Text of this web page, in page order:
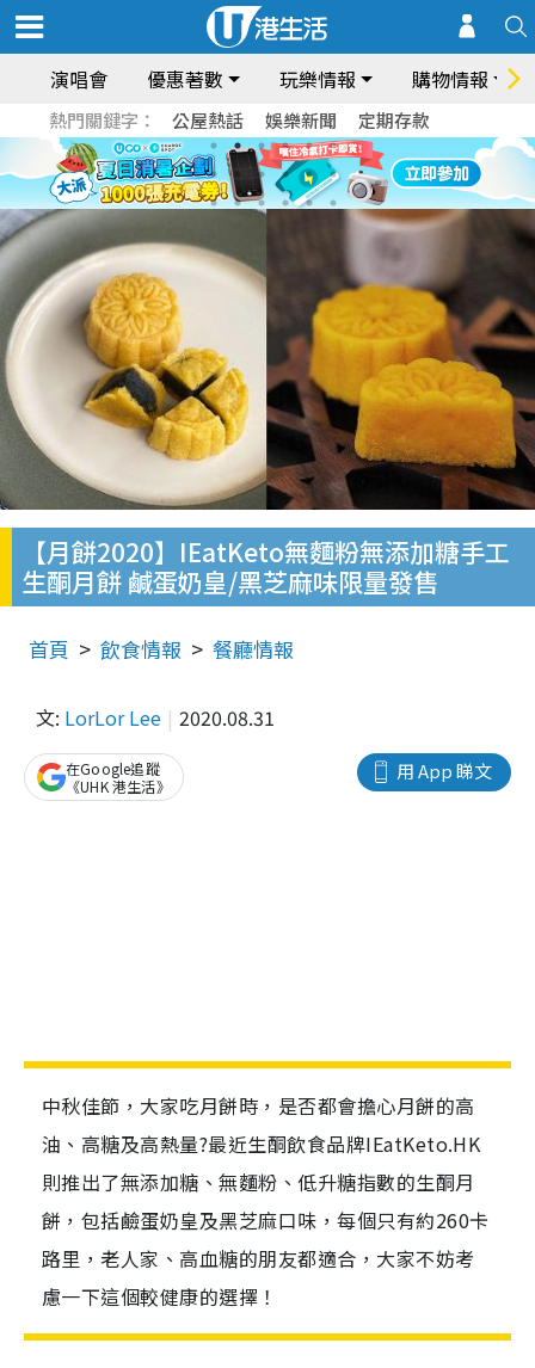
演唱會 優惠著數 玩樂情報 購物情報
熱門關鍵字： 公屋熱話 娛樂新聞 定期存款
【月餅2020】IEatKeto無麵粉無添加糖手工
生酮月餅 鹹蛋奶皇/黑芝麻味限量發售
首頁 飲食情報 餐廳情報
文: LorLor Lee 2020.08.31
用 App 睇文
在Google追蹤
《UHK 港生活》
中秋佳節，大家吃月餅時，是否都會擔心月餅的高
油、高糖及高熱量?最近生酮飲食品牌IEatKeto.HK
則推出了無添加糖、無麵粉、低升糖指數的生酮月
餅，包括鹼蛋奶皇及黑芝麻口味，每個只有約260卡
路里，老人家、高血糖的朋友都適合，大家不妨考
慮一下這個較健康的選擇！